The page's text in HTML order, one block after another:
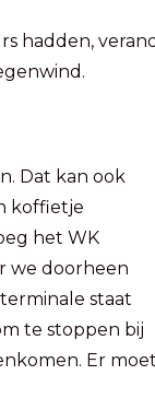
hadden,
Dat kan ook
koffietje
het WK
we doorheen
staat
te stoppen bij
Er moet